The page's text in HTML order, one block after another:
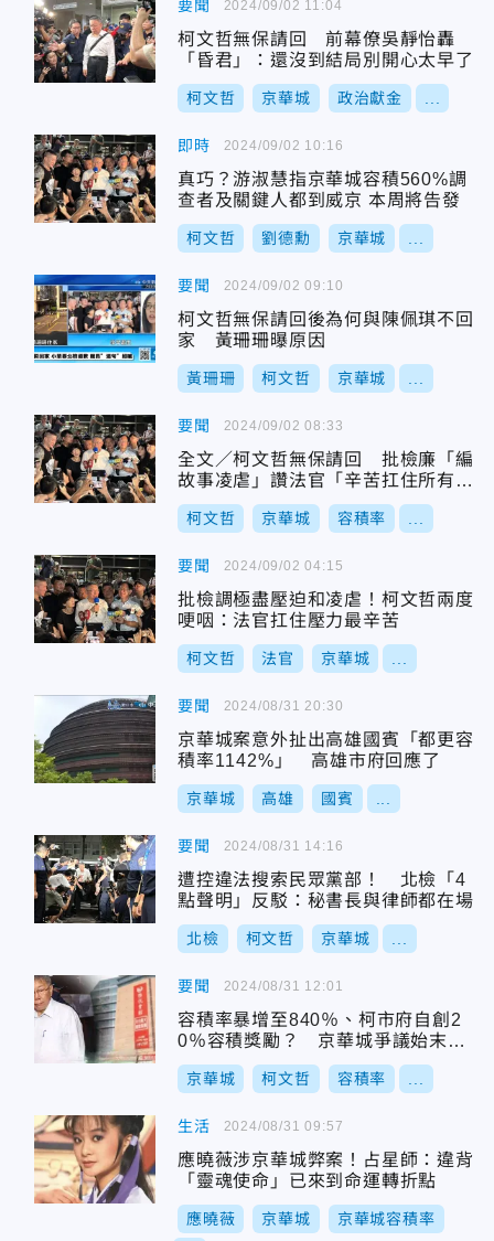
要聞
柯文哲無保請回 前幕僚吳靜怡轟
「昏君」：還沒到結局別開心太早了
柯文哲 京華城 政治獻金
2024/09/02 11:04
即時
真巧？游淑慧指京華城容積560%調
查者及關鍵人都到威京 本周將告發
柯文哲 劉德勳 京華城
2024/09/02 10:16
要聞
柯文哲無保請回後為何與陳佩琪不回
家 黃珊珊曝原因
黃珊珊 柯文哲 京華城
2024/09/02 09:10
要聞
全文／柯文哲無保請回 批檢廉「編
故事凌虐」讚法官「辛苦扛住所有壓
力」
柯文哲 京華城 容積率
2024/09/02 08:33
要聞
批檢調極盡壓迫和凌虐！柯文哲兩度
哽咽：法官扛住壓力最辛苦
柯文哲 法官 京華城
2024/09/02 04:15
要聞
京華城案意外扯出高雄國賓「都更容
積率1142%」 高雄市府回應了
京華城 高雄 國賓
2024/08/31 20:30
要聞
遭控違法搜索民眾黨部！ 北檢「4
點聲明」反駁：秘書長與律師都在場
北檢 柯文哲 京華城
2024/08/31 14:16
要聞
容積率暴增至840％、柯市府自創2
0％容積獎勵？ 京華城爭議始末懶
人包一次看
京華城 柯文哲 容積率
2024/08/31 12:01
生活
應曉薇涉京華城弊案！占星師：違背
「靈魂使命」已來到命運轉折點
應曉薇 京華城 京華城容積率
2024/08/31 09:57